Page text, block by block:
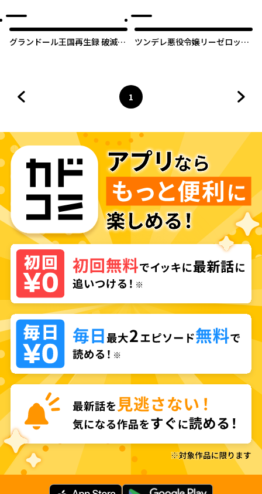
さん
グランドール王国再生録 破滅の
ツンデレ悪役令嬢リーゼロッテ
ページ
1
へ